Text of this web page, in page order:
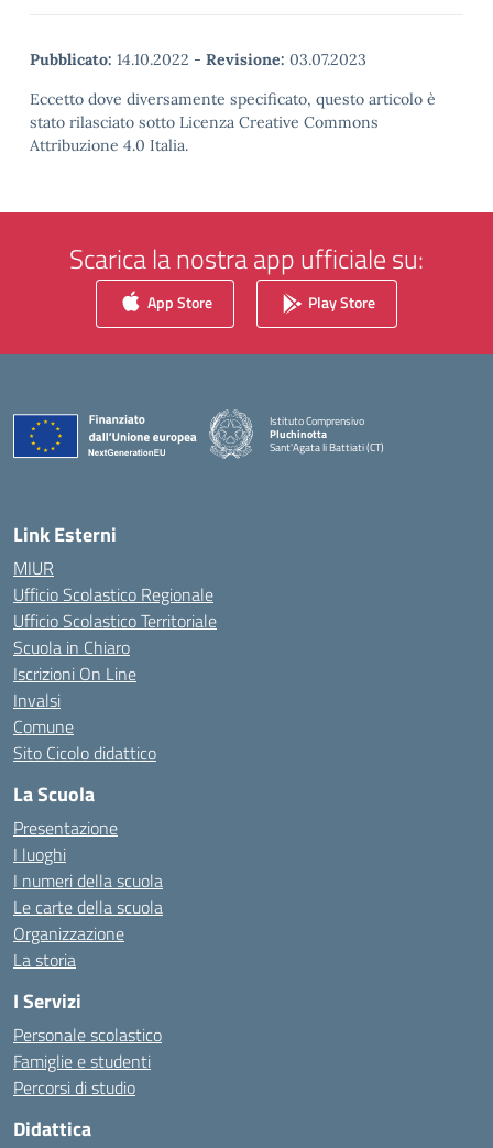
Pubblicato: 14.10.2022 - Revisione: 03.07.2023
Eccetto dove diversamente specificato, questo articolo è
stato rilasciato sotto Licenza Creative Commons
Attribuzione 4.0 Italia.
Scarica la nostra app ufficiale su:
App Store Play Store
Istituto Comprensivo
Pluchinotta
Sant'Agata li Battiati (CT)
— Visita la pagina iniziale della scuola
Link Esterni
MIUR
Ufficio Scolastico Regionale
Ufficio Scolastico Territoriale
Scuola in Chiaro
Iscrizioni On Line
Invalsi
Comune
Sito Cicolo didattico
La Scuola
Presentazione
I luoghi
I numeri della scuola
Le carte della scuola
Organizzazione
La storia
I Servizi
Personale scolastico
Famiglie e studenti
Percorsi di studio
Didattica